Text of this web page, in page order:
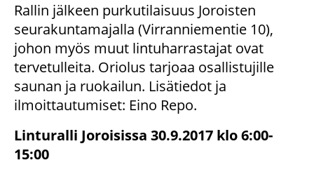
Rallin jälkeen purkutilaisuus Joroisten
seurakuntamajalla (Virranniementie 10),
johon myös muut lintuharrastajat ovat
tervetulleita. Oriolus tarjoaa osallistujille
saunan ja ruokailun. Lisätiedot ja
ilmoittautumiset: Eino Repo.
Linturalli Joroisissa 30.9.2017 klo 6:00-
15:00